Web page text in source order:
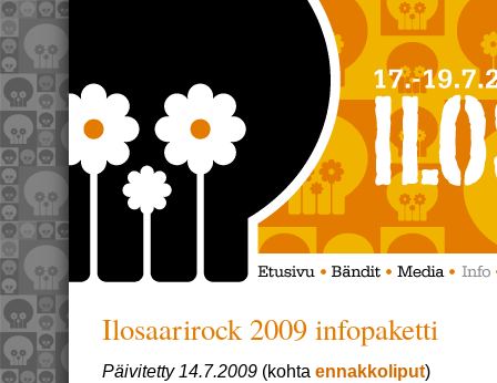
Ilosaarirock 2009 infopaketti
Päivitetty 14.7.2009 (kohta ennakkoliput)